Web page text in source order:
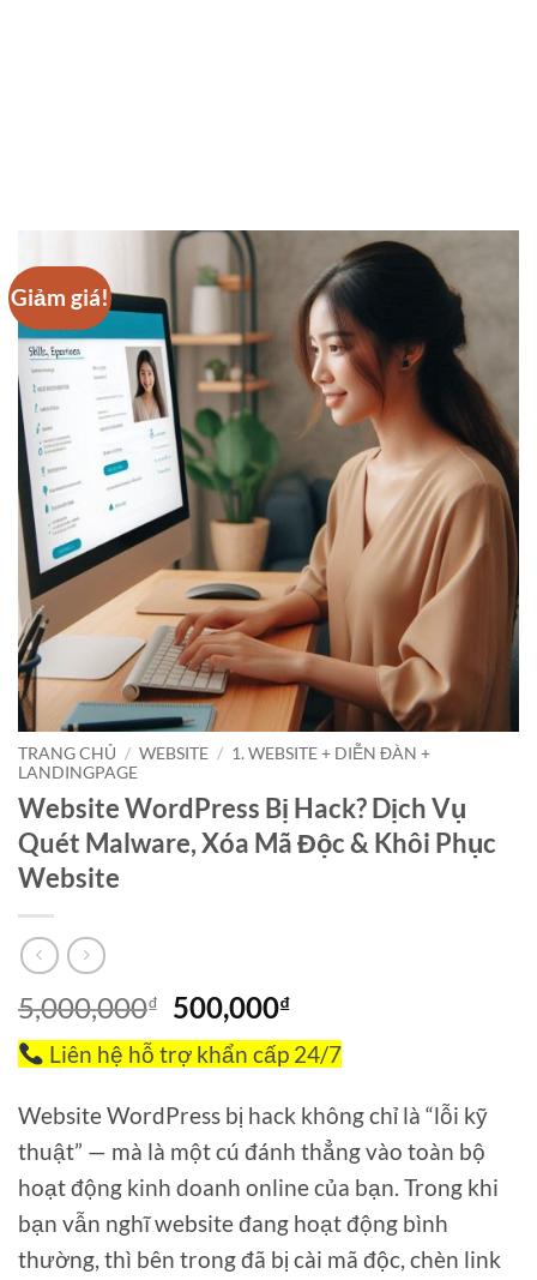
Giảm giá!
TRANG CHỦ / WEBSITE / 1. WEBSITE + DIỄN ĐÀN +
LANDINGPAGE
Website WordPress Bị Hack? Dịch Vụ
Quét Malware, Xóa Mã Độc & Khôi Phục
Website
5,000,000₫
Giá
gốc
là:
500,000₫Giá
hiện
tại
500,000₫.
Liên hệ hỗ trợ khẩn cấp 24/7
Website WordPress bị hack không chỉ là “lỗi kỹ
thuật” — mà là một cú đánh thẳng vào toàn bộ
hoạt động kinh doanh online của bạn. Trong khi
bạn vẫn nghĩ website đang hoạt động bình
thường, thì bên trong đã bị cài mã độc, chèn link